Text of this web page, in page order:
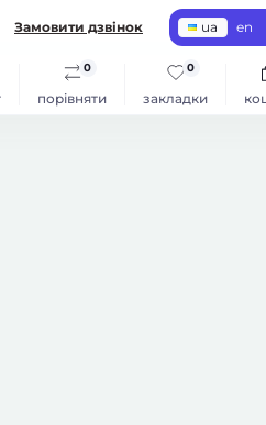
Замовити дзвінок ua en
порівняти
0
закладки
0